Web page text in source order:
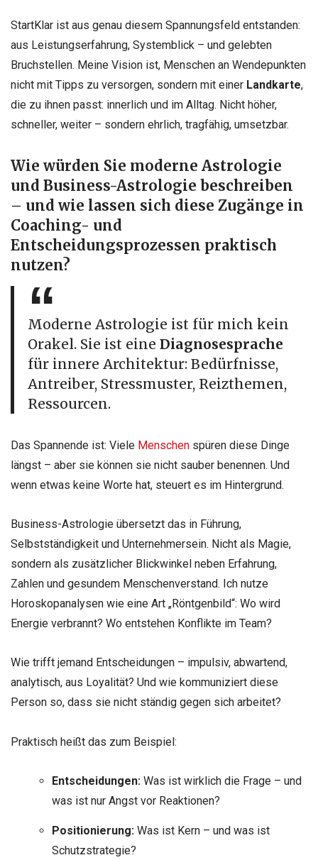
StartKlar ist aus genau diesem Spannungsfeld entstanden:
aus Leistungserfahrung, Systemblick – und gelebten
Bruchstellen. Meine Vision ist, Menschen an Wendepunkten
nicht mit Tipps zu versorgen, sondern mit einer Landkarte,
die zu ihnen passt: innerlich und im Alltag. Nicht höher,
schneller, weiter – sondern ehrlich, tragfähig, umsetzbar.
Wie würden Sie moderne Astrologie
und Business-Astrologie beschreiben
– und wie lassen sich diese Zugänge in
Coaching- und
Entscheidungsprozessen praktisch
nutzen?
Moderne Astrologie ist für mich kein
Orakel. Sie ist eineDiagnosesprache
für innere Architektur: Bedürfnisse,
Antreiber, Stressmuster, Reizthemen,
Ressourcen.
Das Spannende ist: Viele Menschen spüren diese Dinge
längst – aber sie können sie nicht sauber benennen. Und
wenn etwas keine Worte hat, steuert es im Hintergrund.
Business-Astrologie übersetzt das in Führung,
Selbstständigkeit und Unternehmersein. Nicht als Magie,
sondern als zusätzlicher Blickwinkel neben Erfahrung,
Zahlen und gesundem Menschenverstand. Ich nutze
Horoskopanalysen wie eine Art „Röntgenbild“: Wo wird
Energie verbrannt? Wo entstehen Konflikte im Team?
Wie trifft jemand Entscheidungen – impulsiv, abwartend,
analytisch, aus Loyalität? Und wie kommuniziert diese
Person so, dass sie nicht ständig gegen sich arbeitet?
Praktisch heißt das zum Beispiel:
Entscheidungen: Was ist wirklich die Frage – und
was ist nur Angst vor Reaktionen?
Positionierung: Was ist Kern – und was ist
Schutzstrategie?